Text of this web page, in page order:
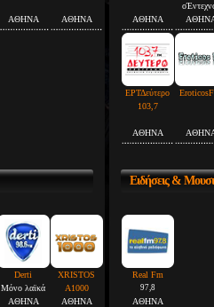
ΑΘΗΝΑ ΑΘΗΝΑ
Derti
Μόνο λαϊκά
ΑΘΗΝΑ
XRISTOS
A1000
ΑΘΗΝΑ
ΑΘΗΝΑ
ΕΡΤΔεύτερο
103,7
ΑΘΗΝΑ
Ειδήσεις&
Real Fm
97,8
ΑΘΗΝΑ